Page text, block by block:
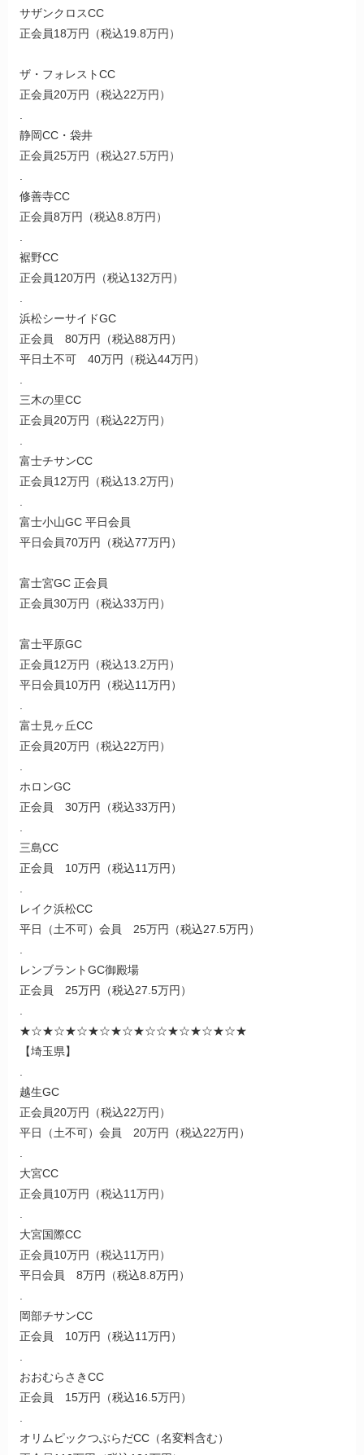
サザンクロスCC
正会員18万円（税込19.8万円）
ザ・フォレストCC
正会員20万円（税込22万円）
静岡CC・袋井
正会員25万円（税込27.5万円）
修善寺CC
正会員8万円（税込8.8万円）
裾野CC
正会員120万円（税込132万円）
浜松シーサイドGC
正会員 80万円（税込88万円）
平日土不可 40万円（税込44万円）
三木の里CC
正会員20万円（税込22万円）
富士チサンCC
正会員12万円（税込13.2万円）
富士小山GC 平日会員
平日会員70万円（税込77万円）
富士宮GC 正会員
正会員30万円（税込33万円）
富士平原GC
正会員12万円（税込13.2万円）
平日会員10万円（税込11万円）
富士見ヶ丘CC
正会員20万円（税込22万円）
ホロンGC
正会員 30万円（税込33万円）
三島CC
正会員 10万円（税込11万円）
レイク浜松CC
平日（土不可）会員 25万円（税込27.5万円）
レンブラントGC御殿場
正会員 25万円（税込27.5万円）
★☆★☆★☆★☆★☆★☆☆★☆★☆★☆★
【埼玉県】
越生GC
正会員20万円（税込22万円）
平日（土不可）会員 20万円（税込22万円）
大宮CC
正会員10万円（税込11万円）
大宮国際CC
正会員10万円（税込11万円）
平日会員 8万円（税込8.8万円）
岡部チサンCC
正会員 10万円（税込11万円）
おおむらさきCC
正会員 15万円（税込16.5万円）
オリムピックつぶらだCC（名変料含む）